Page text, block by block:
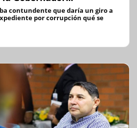
contundente que daría un giro a
por corrupción qué se